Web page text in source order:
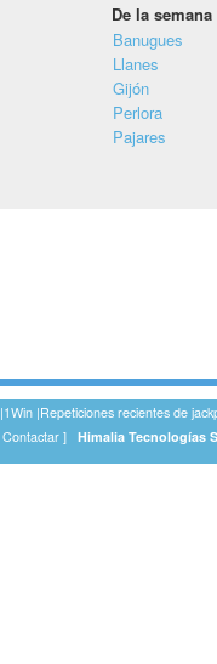
De la semana
Banugues
Llanes
Gijón
Perlora
Pajares
|1Win |Repeticiones recientes de
Contactar ] Himalia Tecnologías